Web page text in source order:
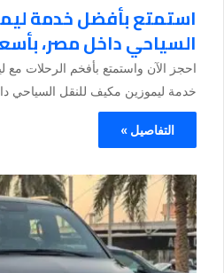
استمتع بأفضل خدمة
السياحي داخل مصر،
احجز الآن واستمتع بأفخم الرحلات مع
خدمة ليموزين مكيف للنقل السياحي
التفاصيل »